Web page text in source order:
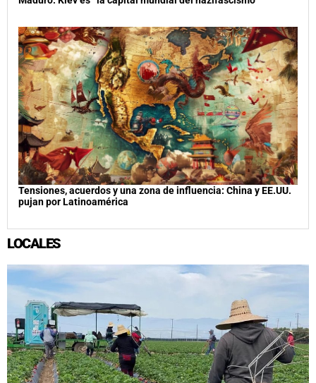
Tensiones, acuerdos y una zona de influencia: China y EE.UU.
pujan por Latinoamérica
LOCALES